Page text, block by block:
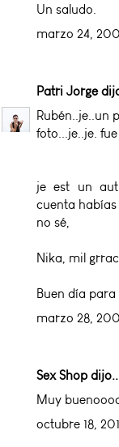
Un saludo.
marzo 24,
Patri Jorge
Rubén..je..un
foto...je..je.
je est un
cuenta
no sé,
Nika, mil
Buen día
marzo 28,
Sex Shop
Muy
octubre 18,